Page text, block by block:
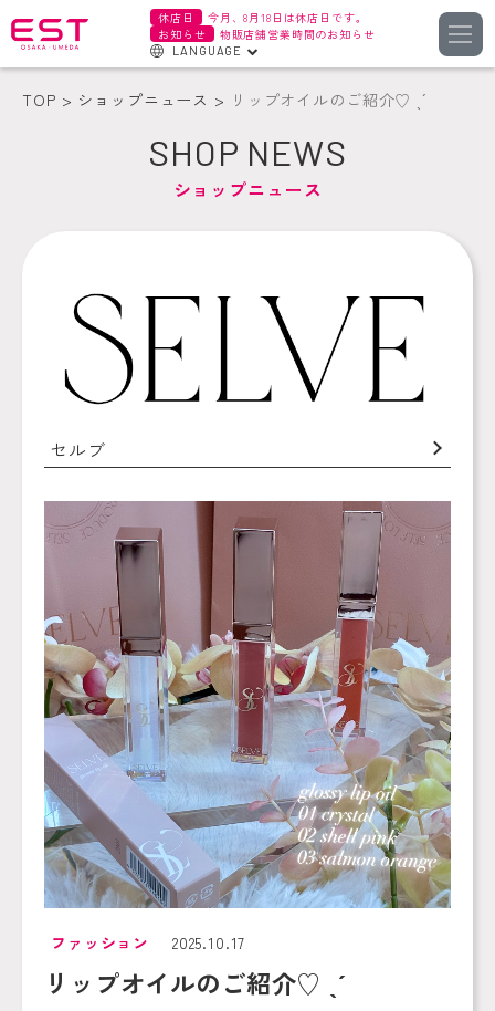
休店日
今月、8月18日は休店日です。
お知らせ
物販店舗営業時間のお知らせ
LANGUAGE
簡体字
繁体字
TOP ショップニュース リップオイルのご紹介♡ ˎˊ
SHOP NEWS
ショップニュース
セルブ
ファッション 2025.10.17
リップオイルのご紹介♡ ˎˊ